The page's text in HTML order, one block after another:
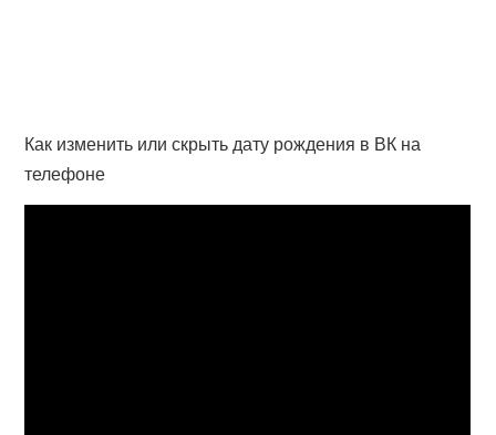
Как изменить или скрыть дату рождения в ВК на
телефоне